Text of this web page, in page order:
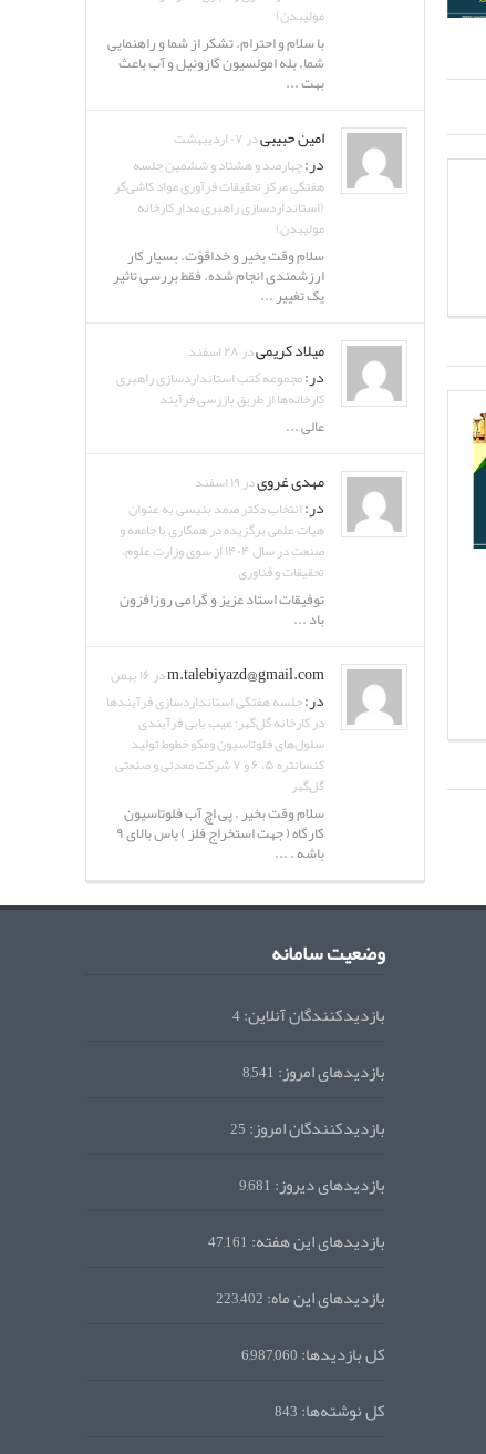
مولیبدن)
با سلام و احترام. تشکر از شما و راهنمایی
شما. بله امولسیون گازوئیل و آب باعث
بهت ...
امین حبیبیدر ۰۷ اردیبهشت
در:چهارصد و هشتاد و ششمین جلسه
هفتگی مرکز تحقیقات فرآوری مواد کاشی‌گر
(استانداردسازی راهبری مدار کارخانه
مولیبدن)
سلام وقت بخیر و خداقوّت. بسیار کار
ارزشمندی انجام شده. فقط بررسی تاثیر
یک تغییر ...
میلاد کریمیدر ۲۸ اسفند
در:مجموعه کتب استانداردسازی راهبری
کارخانه‌ها از طریق بازرسی فرآیند
عالی ...
مهدی غرویدر ۱۹ اسفند
در:انتخاب دکتر صمد بنیسی به عنوان
هیات علمی برگزیده در همکاری با جامعه و
صنعت در سال ۱۴۰۴ از سوی وزارت علوم،
تحقیقات و فناوری
توفیقات استاد عزیز و گرامی روزافزون
باد ...
m.talebiyazd@gmail.comدر ۱۶ بهمن
در:جلسه هفتگی استانداردسازی فرآیندها
در کارخانه گل‌گهر: عیب یابی فرآیندی
سلول‌های فلوتاسیون ومکو خطوط تولید
کنسانتره ۵، ۶ و ۷ شرکت معدنی و صنعتی
گل‌گهر
سلام وقت بخیر . پی اچ آب فلوتاسیون
کارگاه ( جهت استخراج فلز ) باس بالای ۹
باشه . ...
وضعیت سامانه
بازدیدکنندگان آنلاین:4
بازدیدهای امروز:8,541
بازدیدکنندگان امروز:25
بازدیدهای دیروز:9,681
بازدیدهای این هفته:47,161
بازدیدهای این ماه:223,402
کل بازدیدها:6,987,060
کل نوشته‌ها:843